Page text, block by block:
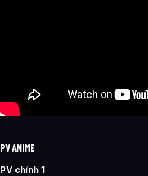
PV ANIME
PV chính 1